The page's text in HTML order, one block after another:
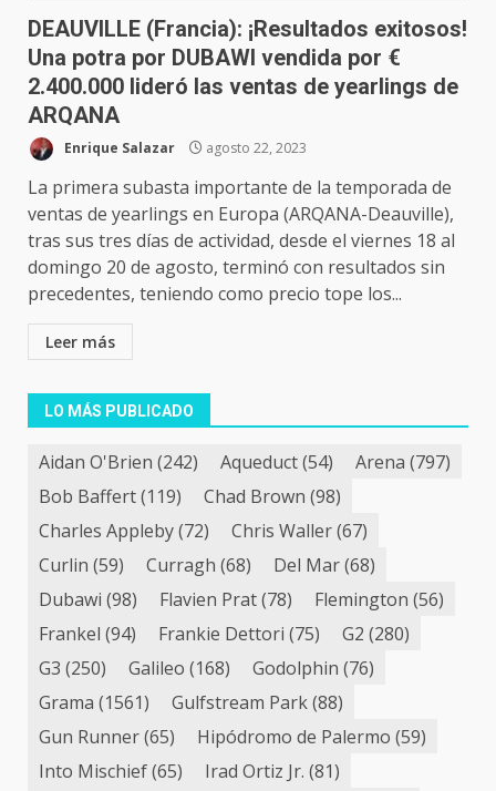
DEAUVILLE (Francia): ¡Resultados exitosos!
Una potra por DUBAWI vendida por €
2.400.000 lideró las ventas de yearlings de
ARQANA
Enrique Salazar agosto 22, 2023
La primera subasta importante de la temporada de
ventas de yearlings en Europa (ARQANA-Deauville),
tras sus tres días de actividad, desde el viernes 18 al
domingo 20 de agosto, terminó con resultados sin
precedentes, teniendo como precio tope los...
Leer más
LO MÁS PUBLICADO
Aidan O'Brien (242) Aqueduct(54) Arena (797)
Bob Baffert(119) Chad Brown (98)
Charles Appleby(72) Chris Waller(67)
Curlin (59) Curragh (68) Del Mar(68)
Dubawi (98) Flavien Prat(78) Flemington (56)
Frankel (94) Frankie Dettori (75) G2 (280)
G3 (250) Galileo (168) Godolphin (76)
Grama (1561) Gulfstream Park(88)
Gun Runner(65) Hipódromo de Palermo (59)
Into Mischief(65) Irad Ortiz Jr. (81)